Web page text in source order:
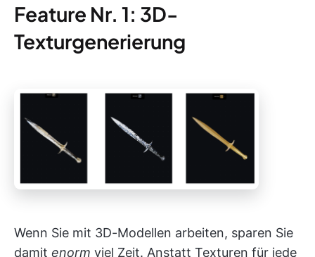
Feature Nr. 1: 3D-
Texturgenerierung
Wenn Sie mit 3D-Modellen arbeiten, sparen Sie
damit enorm viel Zeit. Anstatt Texturen für jede